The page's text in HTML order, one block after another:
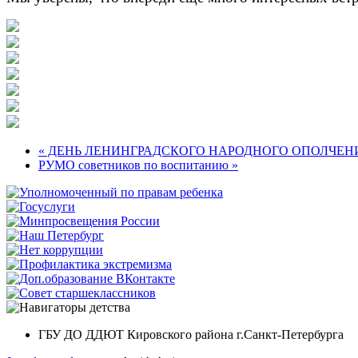
« ДЕНЬ ЛЕНИНГРАДСКОГО НАРОДНОГО
РУМО советников по воспитанию »
ГБУ ДО ДДЮТ Кировского района г.Санкт-Петербурга